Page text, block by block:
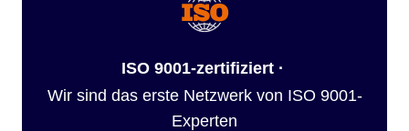
ISO 9001-zertifiziert ·
Wir sind das erste Netzwerk von ISO 9001-
Experten